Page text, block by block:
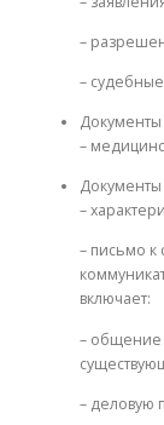
–
–
Документы
–
–
– письмо к
включает:
– общение
– деловую